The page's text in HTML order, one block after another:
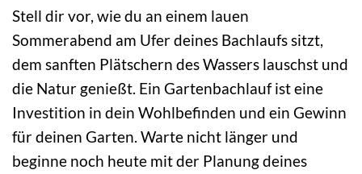
Stell dir vor, wie du an einem lauen
Sommerabend am Ufer deines Bachlaufs sitzt,
dem sanften Plätschern des Wassers lauschst und
die Natur genießt. Ein Gartenbachlauf ist eine
Investition in dein Wohlbefinden und ein Gewinn
für deinen Garten. Warte nicht länger und
beginne noch heute mit der Planung deines